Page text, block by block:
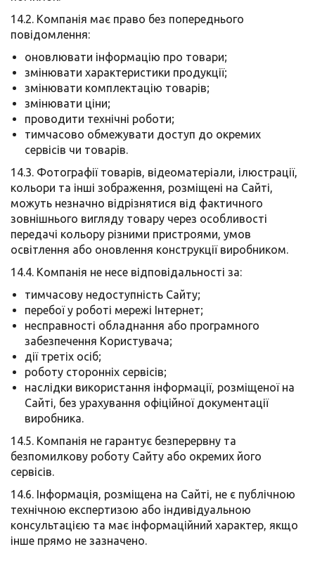
14.2. Компанія має право без попереднього
повідомлення:
оновлювати інформацію про товари;
змінювати характеристики продукції;
змінювати комплектацію товарів;
змінювати ціни;
проводити технічні роботи;
тимчасово обмежувати доступ до окремих
сервісів чи товарів.
14.3. Фотографії товарів, відеоматеріали, ілюстрації,
кольори та інші зображення, розміщені на Сайті,
можуть незначно відрізнятися від фактичного
зовнішнього вигляду товару через особливості
передачі кольору різними пристроями, умов
освітлення або оновлення конструкції виробником.
14.4. Компанія не несе відповідальності за:
тимчасову недоступність Сайту;
перебої у роботі мережі Інтернет;
несправності обладнання або програмного
забезпечення Користувача;
дії третіх осіб;
роботу сторонніх сервісів;
наслідки використання інформації, розміщеної на
Сайті, без урахування офіційної документації
виробника.
14.5. Компанія не гарантує безперервну та
безпомилкову роботу Сайту або окремих його
сервісів.
14.6. Інформація, розміщена на Сайті, не є публічною
технічною експертизою або індивідуальною
консультацією та має інформаційний характер, якщо
інше прямо не зазначено.